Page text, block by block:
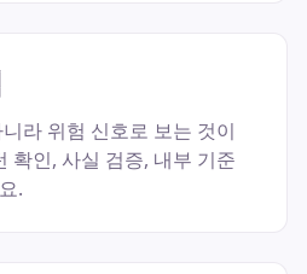
라 위험 신호로 보는 것이
확인, 사실 검증, 내부 기준
.